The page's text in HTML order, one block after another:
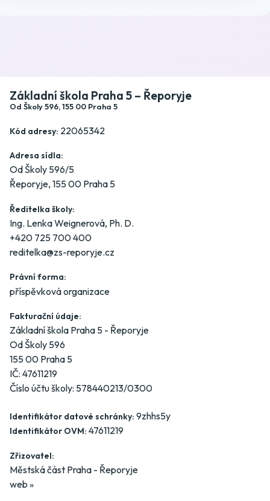
Základní škola Praha 5 – Řeporyje
Od Školy 596, 155 00 Praha 5
Kód adresy: 22065342
Adresa sídla:
Od Školy 596/5
Řeporyje, 155 00 Praha 5
Ředitelka školy:
Ing. Lenka Weignerová, Ph. D.
+420 725 700 400
reditelka@zs-reporyje.cz
Právní forma:
příspěvková organizace
Fakturační údaje:
Základní škola Praha 5 - Řeporyje
Od Školy 596
155 00 Praha 5
IČ: 47611219
Číslo účtu školy: 578440213/0300
Identifikátor datové schránky: 9zhhs5y
Identifikátor OVM: 47611219
Zřizovatel:
Městská část Praha - Řeporyje
web »